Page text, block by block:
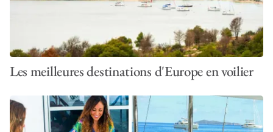
Les meilleures destinations d'Europe en voilier